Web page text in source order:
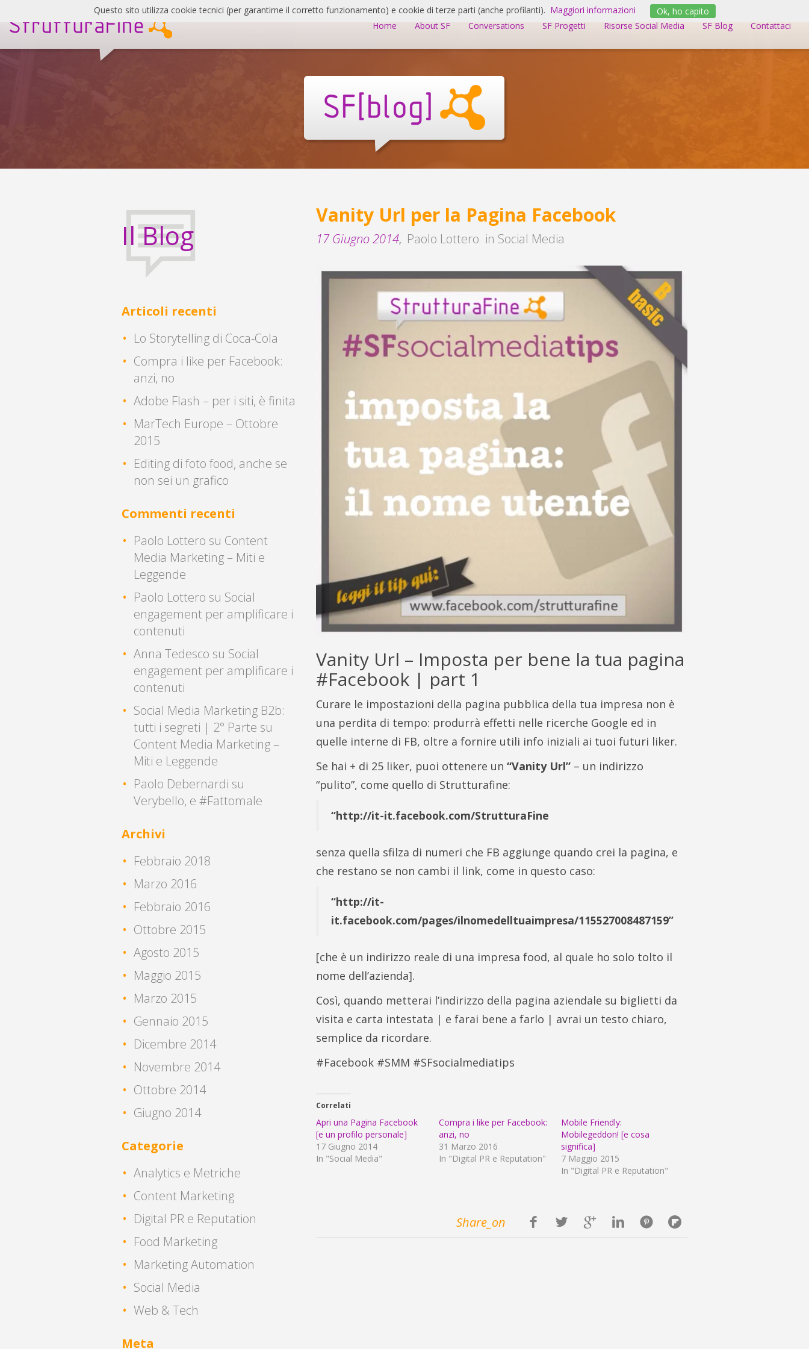
contenuto
Home About SF Conversations SF Progetti Risorse Social Media SF Blog Contattaci
Blog
Vanity Url per la Pagina Facebook
17 Giugno 2014, Paolo Lottero in Social Media
Vanity Url – Imposta per bene la tua pagina
#Facebook | part 1
Curare le impostazioni della pagina pubblica della tua impresa non è
una perdita di tempo: produrrà effetti nelle ricerche Google ed in
quelle interne di FB, oltre a fornire utili info iniziali ai tuoi futuri liker.
Se hai + di 25 liker, puoi ottenere un“Vanity Url” – un indirizzo
“pulito”, come quello di Strutturafine:
“http://it-it.facebook.com/StrutturaFine
senza quella sfilza di numeri che FB aggiunge quando crei la pagina, e
che restano se non cambi il link, come in questo caso:
“http://it-
it.facebook.com/pages/ilnomedelltuaimpresa/115527008487159”
[che è un indirizzo reale di una impresa food, al quale ho solo tolto il
nome dell’azienda].
Così, quando metterai l’indirizzo della pagina aziendale su biglietti da
visita e carta intestata | e farai bene a farlo | avrai un testo chiaro,
semplice da ricordare.
#Facebook #SMM #SFsocialmediatips
Correlati
Apri una Pagina Facebook
[e un profilo personale]
17 Giugno 2014
In "Social Media"
Compra i like per Facebook:
anzi, no
31 Marzo 2016
In "Digital PR e Reputation"
Mobile Friendly:
Mobilegeddon! [e cosa
significa]
7 Maggio 2015
In "Digital PR e Reputation"
Share_on
Il Blog
Articoli recenti
Lo Storytelling di Coca-Cola
Compra i like per Facebook:
anzi, no
Adobe Flash – per i siti, è finita
MarTech Europe – Ottobre
2015
Editing di foto food, anche se
non sei un grafico
Commenti recenti
Paolo Lottero su Content
Media Marketing – Miti e
Leggende
Paolo Lottero su Social
engagement per amplificare i
contenuti
Anna Tedesco su Social
engagement per amplificare i
contenuti
Social Media Marketing B2b:
tutti i segreti | 2° Parte su
Content Media Marketing –
Miti e Leggende
Paolo Debernardi su
Verybello, e #Fattomale
Archivi
Febbraio 2018
Marzo 2016
Febbraio 2016
Ottobre 2015
Agosto 2015
Maggio 2015
Marzo 2015
Gennaio 2015
Dicembre 2014
Novembre 2014
Ottobre 2014
Giugno 2014
Categorie
Analytics e Metriche
Content Marketing
Digital PR e Reputation
Food Marketing
Marketing Automation
Social Media
Web & Tech
Meta
Questo sito utilizza cookie tecnici (per garantirne il corretto funzionamento) e cookie di terze parti (anche profilanti). Maggiori informazioni Ok, ho capito